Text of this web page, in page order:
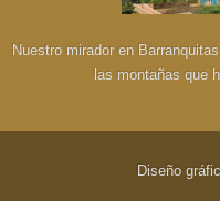
Nuestro mirador en
las montañas que
Diseño